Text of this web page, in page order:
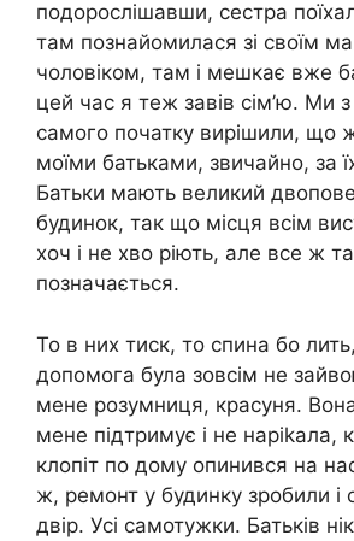
подорослішавши, сестра
там познайомилася зі своїм
чоловіком, там і мешкає вже
цей час я теж завів сім’ю. Ми
самого початку вирішили, що
моїми батьками, звичайно, за
Батьки мають великий
будинок, так що місця всім
хоч і не хво ріють, але все ж
позначається.
То в них тиск, то спина бо
допомога була зовсім не
мене розумниця, красуня.
мене підтримує і не наріkала,
клопіт по дому опинився на
ж, ремонт у будинку зробили і
двір. Усі самотужки. Батьків